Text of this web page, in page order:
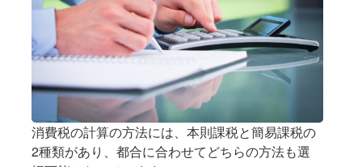
消費税の計算の方法には、本則課税と簡易課税の
2種類があり、都合に合わせてどちらの方法も選